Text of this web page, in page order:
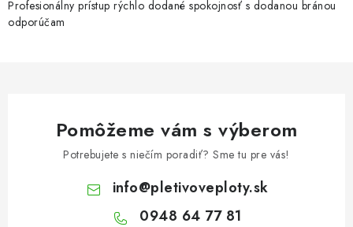
p
Profesionálny prístup rýchlo dodané spokojnosť s dodanou bránou
odporúčam
Pomôžeme vám s výberom
Potrebujete s niečím poradiť? Sme tu pre vás!
info@pletivoveploty.sk
0948 64 77 81